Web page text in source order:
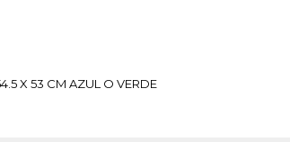
X 53 CM AZUL O VERDE